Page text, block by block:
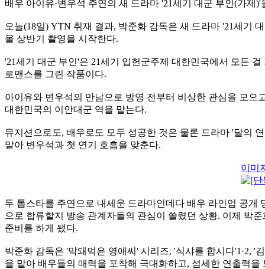
배우 아이유·변우석 주연의 새 드라마 '21세기 대군 부인(가
오늘(18일) YTN 취재 결과, 박준화 감독은 새 드라마 '21세기
올 상반기 촬영을 시작한다.
'21세기 대군 부인'은 21세기 입헌군주제 대한민국에서 모든
로맨스를 그린 작품이다.
아이유와 변우석의 만남으로 방영 전부터 비상한 관심을 모
대한민국의 이안대군 역을 맡는다.
뮤지션으로도, 배우로도 모두 성공한 것은 물론 드라마 '달의
맡아 변우석과 첫 연기 호흡을 맞춘다.
이미
두 톱스타를 주연으로 내세운 드라마인데다 배우 라인업 공
으로 합류할지 방송 관계자들의 관심이 쏠렸던 상황. 이제 박
준비를 하게 됐다.
박준화 감독은 '막돼먹은 영애씨' 시리즈, '식샤를 합시다'1·2, '
을 맡아 배우들의 매력을 포착해 극대화하고, 섬세한 연출력